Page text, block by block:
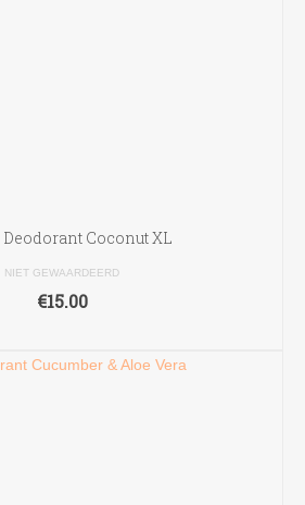
Coconut XL
NIET GEWAARDEERD
€15.00